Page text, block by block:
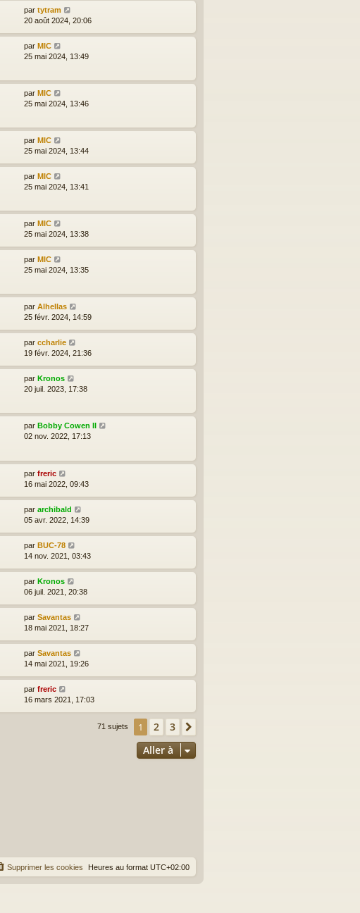
par tytram
20 août 2024, 20:06
par MIC
25 mai 2024, 13:49
par MIC
25 mai 2024, 13:46
par MIC
25 mai 2024, 13:44
par MIC
25 mai 2024, 13:41
par MIC
25 mai 2024, 13:38
par MIC
25 mai 2024, 13:35
par Alhellas
25 févr. 2024, 14:59
par ccharlie
19 févr. 2024, 21:36
par Kronos
20 juil. 2023, 17:38
par Bobby Cowen II
02 nov. 2022, 17:13
par freric
16 mai 2022, 09:43
par archibald
05 avr. 2022, 14:39
par BUC-78
14 nov. 2021, 03:43
par Kronos
06 juil. 2021, 20:38
par Savantas
18 mai 2021, 18:27
par Savantas
14 mai 2021, 19:26
par freric
16 mars 2021, 17:03
71 sujets 1 2 3
Aller à
Heures au format UTC+02:00
Supprimer les cookies